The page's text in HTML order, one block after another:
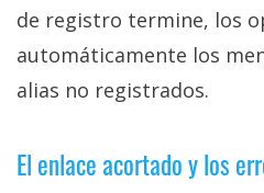
de registro termine, los
automáticamente los
alias no registrados.
El enlace acortado y los